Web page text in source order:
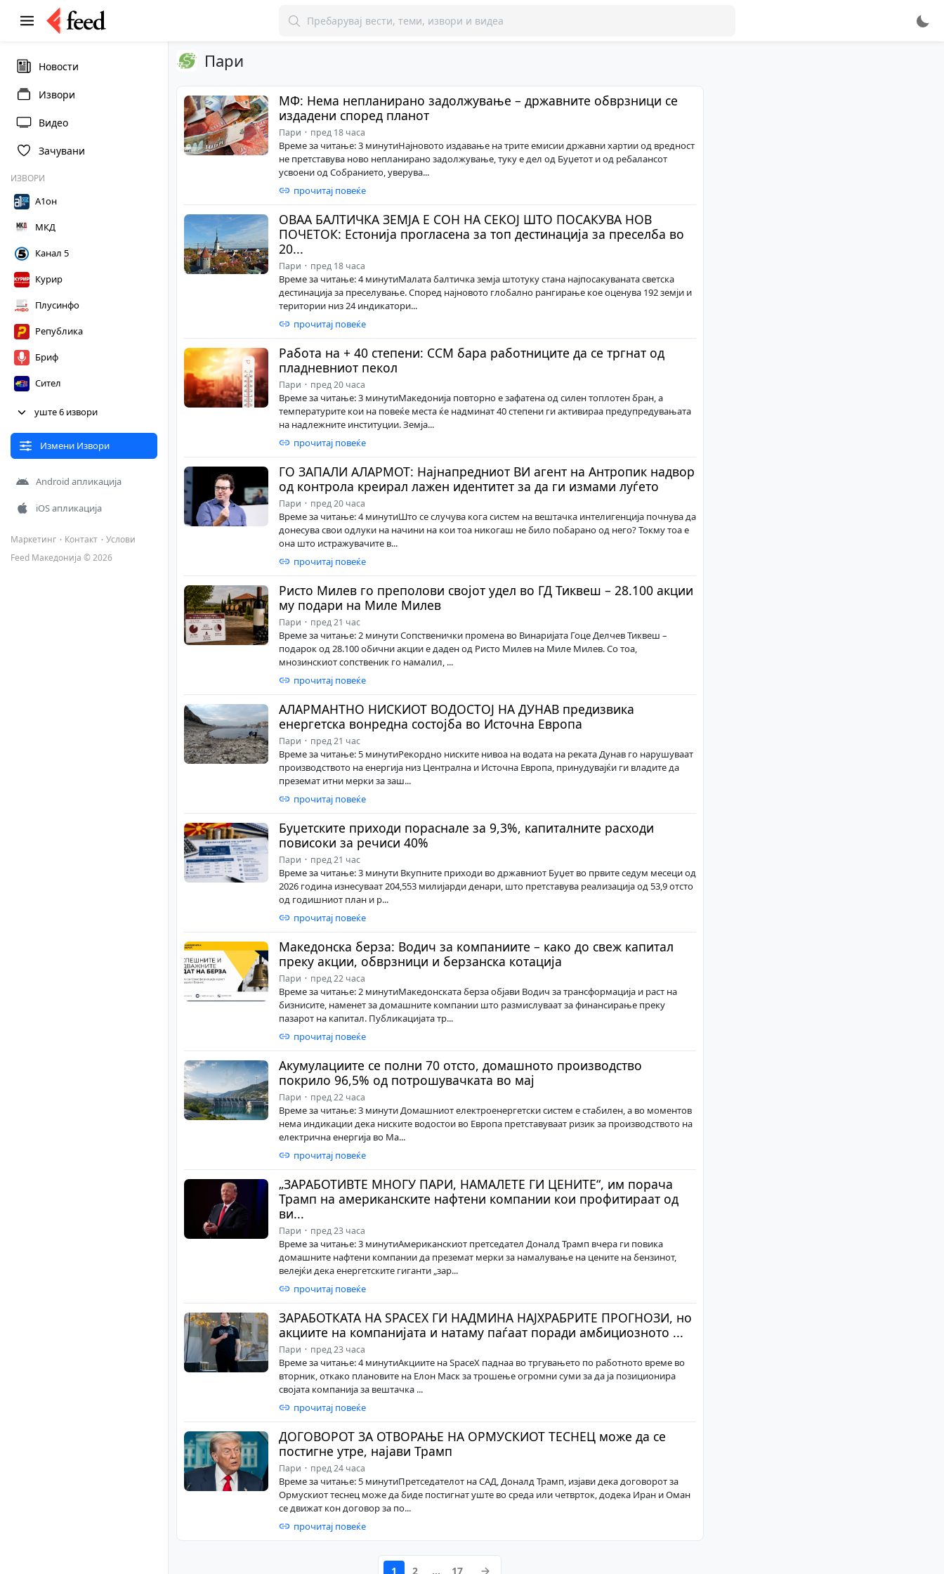
Новости
Извори
Видео
Зачувани
ИЗВОРИ
А1он
МКД
Канал 5
Курир
Плусинфо
Република
Бриф
Сител
Нова Македонија
Либертас
Лидер
Макфакс
Нетпрес
Civil Media
уште 6 извори
Измени Извори
Android апликација
iOS апликација
Маркетинг Контакт
Услови
Feed Македонија © 2026
Пари
МФ: Нема непланирано задолжување – државните обврзници се
издадени според планот
Пари пред 18 часа
Време зa читање: 3 минутиНајновото издавање на трите емисии државни хартии од вредност
не претставува ново непланирано задолжување, туку е дел од Буџетот и од ребалансот
усвоени од Собранието, уверува...
прочитај повеќе
ОВАА БАЛТИЧКА ЗЕМЈА Е СОН НА СЕКОЈ ШТО ПОСАКУВА НОВ
ПОЧЕТОК: Естонија прогласена за топ дестинација за преселба во
20...
Пари пред 18 часа
Време зa читање: 4 минутиМалата балтичка земја штотуку стана најпосакуваната светска
дестинација за преселување. Според најновото глобално рангирање кое оценува 192 земји и
територии низ 24 индикатори...
прочитај повеќе
Работа на + 40 степени: ССМ бара работниците да се тргнат од
пладневниот пекол
Пари пред 20 часа
Време зa читање: 3 минутиМакедонија повторно е зафатена од силен топлотен бран, а
температурите кои на повеќе места ќе надминат 40 степени ги активираа предупредувањата
на надлежните институции. Земја...
прочитај повеќе
ГО ЗАПАЛИ АЛАРМОТ: Најнапредниот ВИ агент на Антропик надвор
од контрола креирал лажен идентитет за да ги измами луѓето
Пари пред 20 часа
Време зa читање: 4 минутиШто се случува кога систем на вештачка интелигенција почнува да
донесува свои одлуки на начини на кои тоа никогаш не било побарано од него? Токму тоа е
она што истражувачите в...
прочитај повеќе
Ристо Милев го преполови својот удел во ГД Тиквеш – 28.100 акции
му подари на Миле Милев
Пари пред 21 час
Време зa читање: 2 минути Сопственички промена во Винаријата Гоце Делчев Тиквеш –
подарок од 28.100 обични акции е даден од Ристо Милев на Миле Милев. Со тоа,
мнозинскиот сопственик го намалил, ...
прочитај повеќе
АЛАРМАНТНО НИСКИОТ ВОДОСТОЈ НА ДУНАВ предизвика
енергетска вонредна состојба во Источна Европа
Пари пред 21 час
Време зa читање: 5 минутиРекордно ниските нивоа на водата на реката Дунав го нарушуваат
производството на енергија низ Централна и Источна Европа, принудувајќи ги владите да
преземат итни мерки за заш...
прочитај повеќе
Буџетските приходи пораснале за 9,3%, капиталните расходи
повисоки за речиси 40%
Пари пред 21 час
Време зa читање: 3 минути Вкупните приходи во државниот Буџет во првите седум месеци од
2026 година изнесуваат 204,553 милијарди денари, што претставува реализација од 53,9 отсто
од годишниот план и р...
прочитај повеќе
Македонска берза: Водич за компаниите – како до свеж капитал
преку акции, обврзници и берзанска котација
Пари пред 22 часа
Време зa читање: 2 минутиМакедонската берза објави Водич за трансформација и раст на
бизнисите, наменет за домашните компании што размислуваат за финансирање преку
пазарот на капитал. Публикацијата тр...
прочитај повеќе
Акумулациите се полни 70 отсто, домашното производство
покрило 96,5% од потрошувачката во мај
Пари пред 22 часа
Време зa читање: 3 минути Домашниот електроенергетски систем е стабилен, а во моментов
нема индикации дека ниските водостои во Европа претставуваат ризик за производството на
електрична енергија во Ма...
прочитај повеќе
„ЗАРАБОТИВТЕ МНОГУ ПАРИ, НАМАЛЕТЕ ГИ ЦЕНИТЕ“, им порача
Трамп на американските нафтени компании кои профитираат од
ви...
Пари пред 23 часа
Време зa читање: 3 минутиАмериканскиот претседател Доналд Трамп вчера ги повика
домашните нафтени компании да преземат мерки за намалување на цените на бензинот,
велејќи дека енергетските гиганти „зар...
прочитај повеќе
ЗАРАБОТКАТА НА SPACEX ГИ НАДМИНА НАЈХРАБРИТЕ ПРОГНОЗИ, но
акциите на компанијата и натаму паѓаат поради амбициозното ...
Пари пред 23 часа
Време зa читање: 4 минутиАкциите на SpaceX паднаа во тргувањето по работното време во
вторник, откако плановите на Елон Маск за трошење огромни суми за да ја позиционира
својата компанија за вештачка ...
прочитај повеќе
ДОГОВОРОТ ЗА ОТВОРАЊЕ НА ОРМУСКИОТ ТЕСНЕЦ може да се
постигне утре, најави Трамп
Пари пред 24 часа
Време зa читање: 5 минутиПретседателот на САД, Доналд Трамп, изјави дека договорот за
Ормускиот теснец може да биде постигнат уште во среда или четврток, додека Иран и Оман
се движат кон договор за по...
прочитај повеќе
1 2 … 17